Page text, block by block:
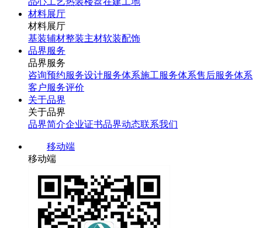
材料展厅
材料展厅
基装辅材整装主材软装配饰
品界服务
品界服务
咨询预约服务设计服务体系施工服务体系售后服务体系
客户服务评价
关于品界
关于品界
品界简介企业证书品界动态联系我们
移动端
移动端